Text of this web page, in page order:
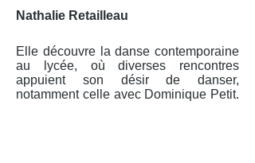
Nathalie Retailleau
Elle découvre la danse contemporaine
au lycée, où diverses rencontres
appuient son désir de danser,
notamment celle avec Dominique Petit.